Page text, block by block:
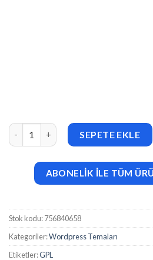
THE CAPPA v1.0 – Luxury Hotel
SEPETE EKLE
ABONELİK İLE TÜM
Stok kodu:756840658
Kategoriler:Wordpress Temaları
Etiketler:GPL